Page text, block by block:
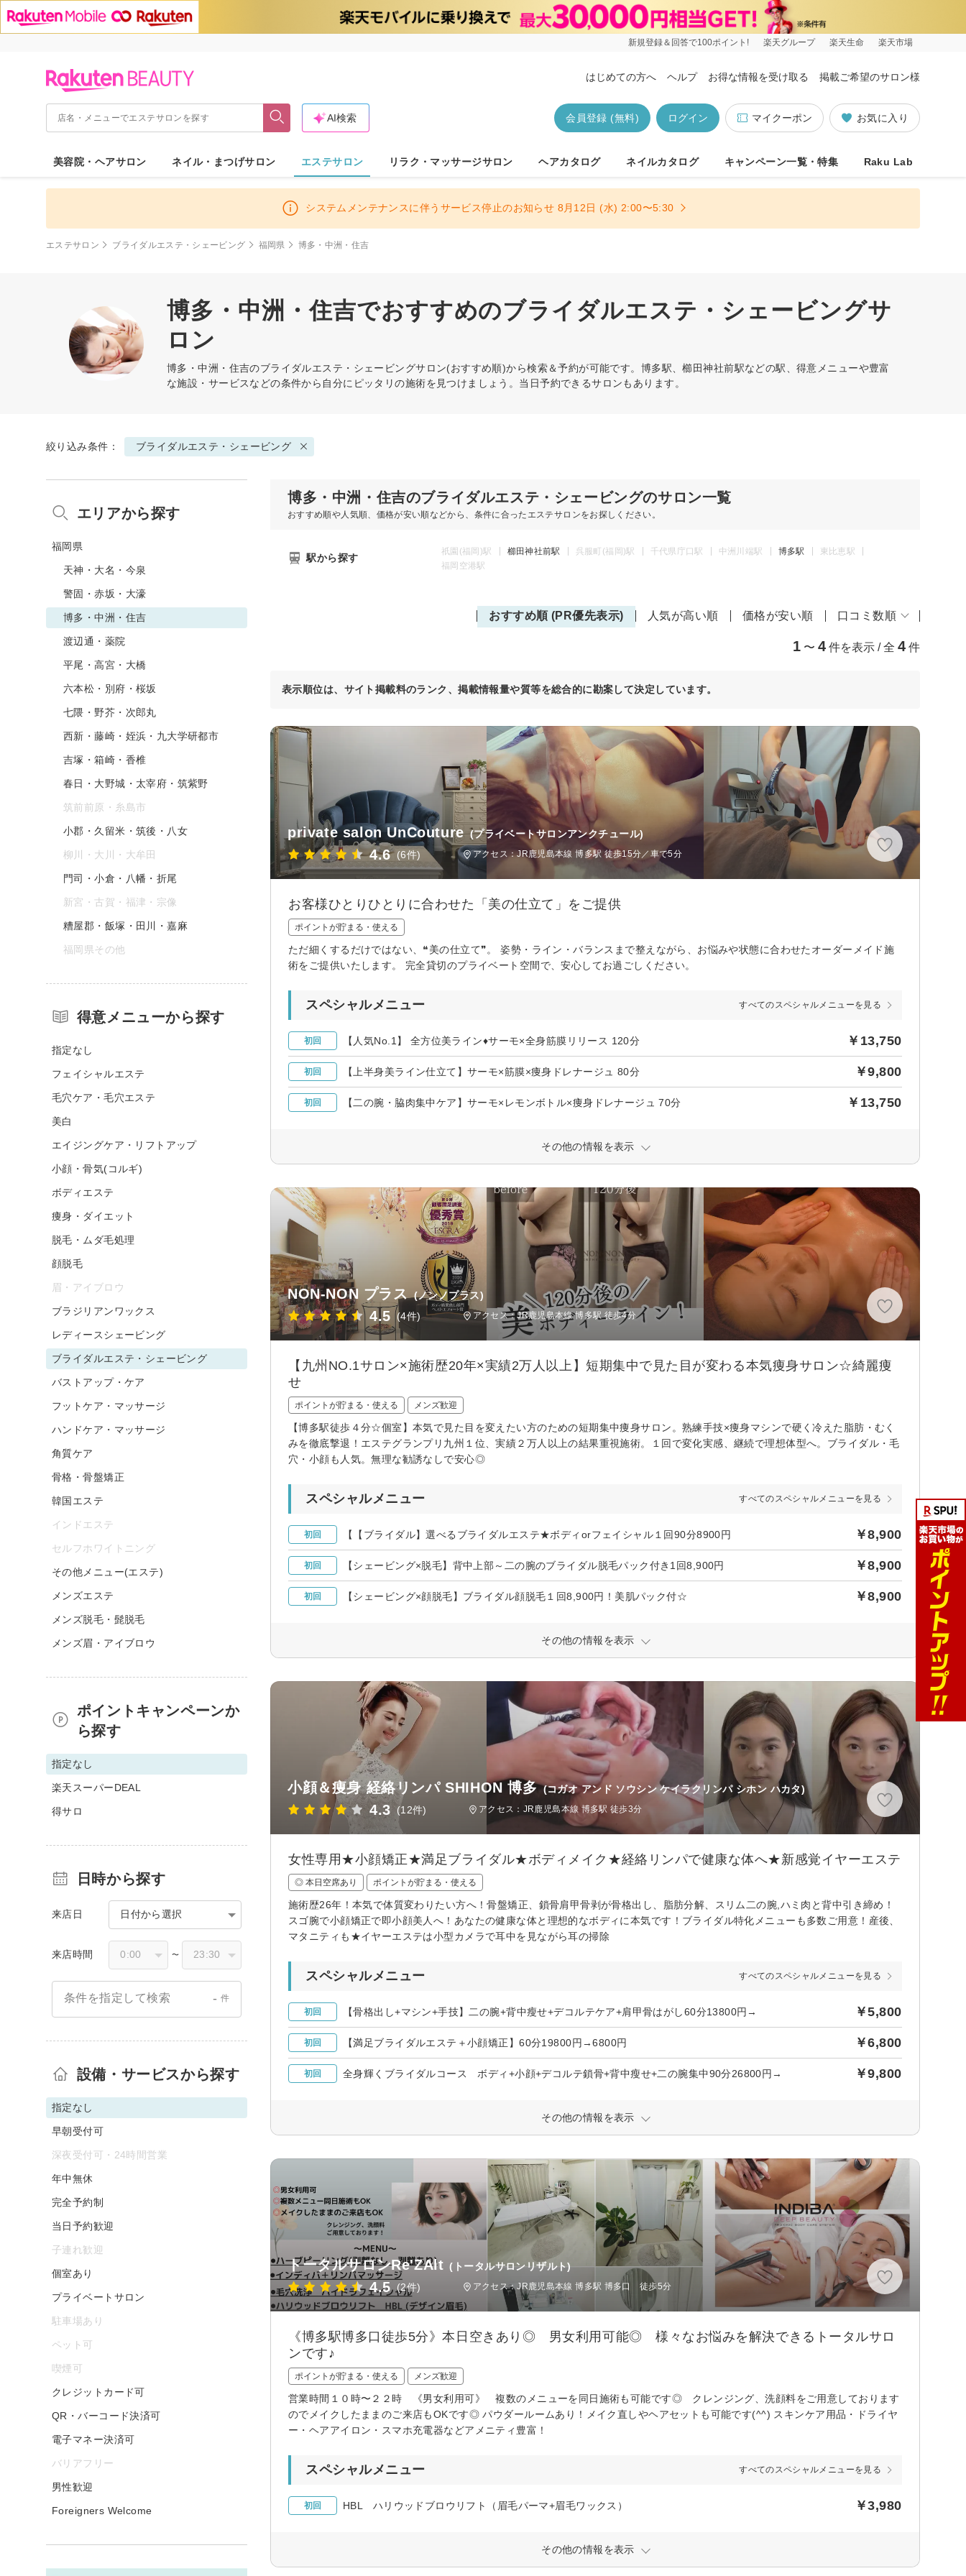
新規登録＆回答で100ポイント! 楽天グループ 楽天生命 楽天市場
はじめての方へ ヘルプ お得な情報を受け取る 掲載ご希望のサロン様
お気に入り
マイクーポン
ログイン
会員登録 (無料)
AI検索
美容院・ヘアサロン ネイル・まつげサロン エステサロン リラク・マッサージサロン ヘアカタログ ネイルカタログ キャンペーン一覧・特集 Raku Lab
システムメンテナンスに伴うサービス停止のお知らせ 8月12日 (水) 2:00〜5:30
エステサロン ブライダルエステ・シェービング 福岡県 博多・中洲・住吉
博多・中洲・住吉でおすすめのブライダルエステ・シェービングサ
ロン
博多・中洲・住吉のブライダルエステ・シェービングサロン(おすすめ順)から検索＆予約が可能です。博多駅、櫛田神社前駅などの駅、得意メニューや豊富
な施設・サービスなどの条件から自分にピッタリの施術を見つけましょう。当日予約できるサロンもあります。
絞り込み条件： ブライダルエステ・シェービング
博多・中洲・住吉のブライダルエステ・シェービングのサロン一覧
おすすめ順や人気順、価格が安い順などから、条件に合ったエステサロンをお探しください。
駅から探す
祇園(福岡)駅 櫛田神社前駅 呉服町(福岡)駅 千代県庁口駅 中洲川端駅 博多駅
東比恵駅
福岡空港駅
おすすめ順 (PR優先表示) 人気が高い順 価格が安い順 口コミ数順
1 〜 4 件を表示 / 全 4 件
表示順位は、サイト掲載料のランク、掲載情報量や質等を総合的に勘案して決定しています。
private salon UnCouture (プライベートサロンアンクチュール)
4.6 (6件) アクセス：JR鹿児島本線 博多駅 徒歩15分／車で5分
お客様ひとりひとりに合わせた「美の仕立て」をご提供
ポイントが貯まる・使える
ただ細くするだけではない、❝美の仕立て❞。 姿勢・ライン・バランスまで整えながら、お悩みや状態に合わせたオーダーメイド施
術をご提供いたします。 完全貸切のプライベート空間で、安心してお過ごしください。
スペシャルメニュー すべてのスペシャルメニューを見る
初回 【人気No.1】 全方位美ライン♦サーモ×全身筋膜リリース 120分 ￥13,750
初回 【上半身美ライン仕立て】サーモ×筋膜×痩身ドレナージュ 80分 ￥9,800
初回 【二の腕・脇肉集中ケア】サーモ×レモンボトル×痩身ドレナージュ 70分 ￥13,750
その他の情報を表示
NON-NON プラス (ノンノプラス)
4.5 (4件) アクセス：JR鹿児島本線 博多駅 徒歩4分
【九州NO.1サロン×施術歴20年×実績2万人以上】短期集中で見た目が変わる本気痩身サロン☆綺麗痩
せ
ポイントが貯まる・使える メンズ歓迎
【博多駅徒歩４分☆個室】本気で見た目を変えたい方のための短期集中痩身サロン。熟練手技×痩身マシンで硬く冷えた脂肪・むく
みを徹底撃退！エステグランプリ九州１位、実績２万人以上の結果重視施術。１回で変化実感、継続で理想体型へ。ブライダル・毛
穴・小顔も人気。無理な勧誘なしで安心◎
スペシャルメニュー すべてのスペシャルメニューを見る
初回 【【ブライダル】選べるブライダルエステ★ボディorフェイシャル１回90分8900円 ￥8,900
初回 【シェービング×脱毛】背中上部～二の腕のブライダル脱毛パック付き1回8,900円 ￥8,900
初回 【シェービング×顔脱毛】ブライダル顔脱毛１回8,900円！美肌パック付☆ ￥8,900
その他の情報を表示
小顔＆痩身 経絡リンパ SHIHON 博多 (コガオ アンド ソウシン ケイラクリンパ シホン ハカタ)
4.3 (12件) アクセス：JR鹿児島本線 博多駅 徒歩3分
女性専用★小顔矯正★満足ブライダル★ボディメイク★経絡リンパで健康な体へ★新感覚イヤーエステ
◎ 本日空席あり ポイントが貯まる・使える
施術歴26年！本気で体質変わりたい方へ！骨盤矯正、鎖骨肩甲骨剥が骨格出し、脂肪分解、スリム二の腕,ハミ肉と背中引き締め！
スゴ腕で小顔矯正で即小顔美人へ！あなたの健康な体と理想的なボディに本気です！ブライダル特化メニューも多数ご用意！産後、
マタニティも★イヤーエステは小型カメラで耳中を見ながら耳の掃除
スペシャルメニュー すべてのスペシャルメニューを見る
初回 【骨格出し+マシン+手技】二の腕+背中瘦せ+デコルテケア+肩甲骨はがし60分13800円→ ￥5,800
初回 【満足ブライダルエステ＋小顔矯正】60分19800円→6800円 ￥6,800
初回 全身輝くブライダルコース ボディ+小顔+デコルテ鎖骨+背中瘦せ+二の腕集中90分26800円→ ￥9,800
その他の情報を表示
トータルサロンRe'ZAlt (トータルサロンリザルト)
4.5 (2件) アクセス：JR鹿児島本線 博多駅 博多口 徒歩5分
《博多駅博多口徒歩5分》本日空きあり◎ 男女利用可能◎ 様々なお悩みを解決できるトータルサロ
ンです♪
ポイントが貯まる・使える メンズ歓迎
営業時間１０時〜２２時 《男女利用可》 複数のメニューを同日施術も可能です◎ クレンジング、洗顔料をご用意しております
のでメイクしたままのご来店もOKです◎ パウダールームあり！メイク直しやヘアセットも可能です(^^) スキンケア用品・ドライヤ
ー・ヘアアイロン・スマホ充電器などアメニティ豊富！
スペシャルメニュー すべてのスペシャルメニューを見る
初回 HBL ハリウッドブロウリフト（眉毛パーマ+眉毛ワックス） ￥3,980
その他の情報を表示
エリアから探す
福岡県
天神・大名・今泉
警固・赤坂・大濠
博多・中洲・住吉
渡辺通・薬院
平尾・高宮・大橋
六本松・別府・桜坂
七隈・野芥・次郎丸
西新・藤崎・姪浜・九大学研都市
吉塚・箱崎・香椎
春日・大野城・太宰府・筑紫野
筑前前原・糸島市
小郡・久留米・筑後・八女
柳川・大川・大牟田
門司・小倉・八幡・折尾
新宮・古賀・福津・宗像
糟屋郡・飯塚・田川・嘉麻
福岡県その他
得意メニューから探す
指定なし
フェイシャルエステ
毛穴ケア・毛穴エステ
美白
エイジングケア・リフトアップ
小顔・骨気(コルギ)
ボディエステ
痩身・ダイエット
脱毛・ムダ毛処理
顔脱毛
眉・アイブロウ
ブラジリアンワックス
レディースシェービング
ブライダルエステ・シェービング
バストアップ・ケア
フットケア・マッサージ
ハンドケア・マッサージ
角質ケア
骨格・骨盤矯正
韓国エステ
インドエステ
セルフホワイトニング
その他メニュー(エステ)
メンズエステ
メンズ脱毛・髭脱毛
メンズ眉・アイブロウ
ポイントキャンペーンか
ら探す
指定なし
楽天スーパーDEAL
得サロ
日時から探す
来店日 日付から選択
来店時間 〜
条件を指定して検索 - 件
設備・サービスから探す
指定なし
早朝受付可
深夜受付可・24時間営業
年中無休
完全予約制
当日予約歓迎
子連れ歓迎
個室あり
プライベートサロン
駐車場あり
ペット可
喫煙可
クレジットカード可
QR・バーコード決済可
電子マネー決済可
バリアフリー
男性歓迎
Foreigners Welcome